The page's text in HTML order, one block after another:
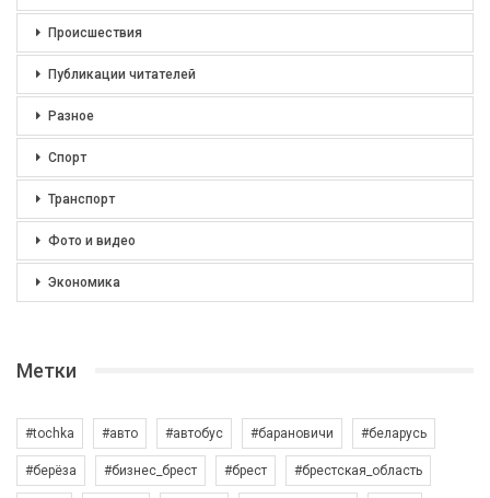
Происшествия
Публикации читателей
Разное
Спорт
Транспорт
Фото и видео
Экономика
Метки
#tochka #авто #автобус #барановичи #беларусь
#берёза #бизнес_брест #брест #брестская_область